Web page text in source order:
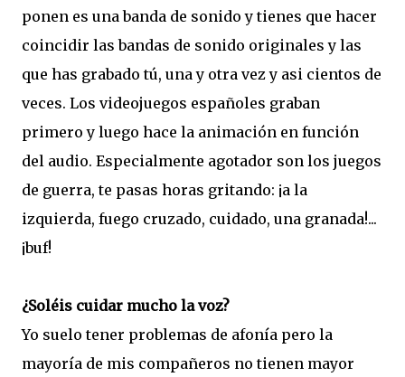
ponen es una banda de sonido y tienes que hacer
coincidir las bandas de sonido originales y las
que has grabado tú, una y otra vez y asi cientos de
veces. Los videojuegos españoles graban
primero y luego hace la animación en función
del audio. Especialmente agotador son los juegos
de guerra, te pasas horas gritando: ¡a la
izquierda, fuego cruzado, cuidado, una granada!...
¡buf!
¿Soléis cuidar mucho la voz?
Yo suelo tener problemas de afonía pero la
mayoría de mis compañeros no tienen mayor